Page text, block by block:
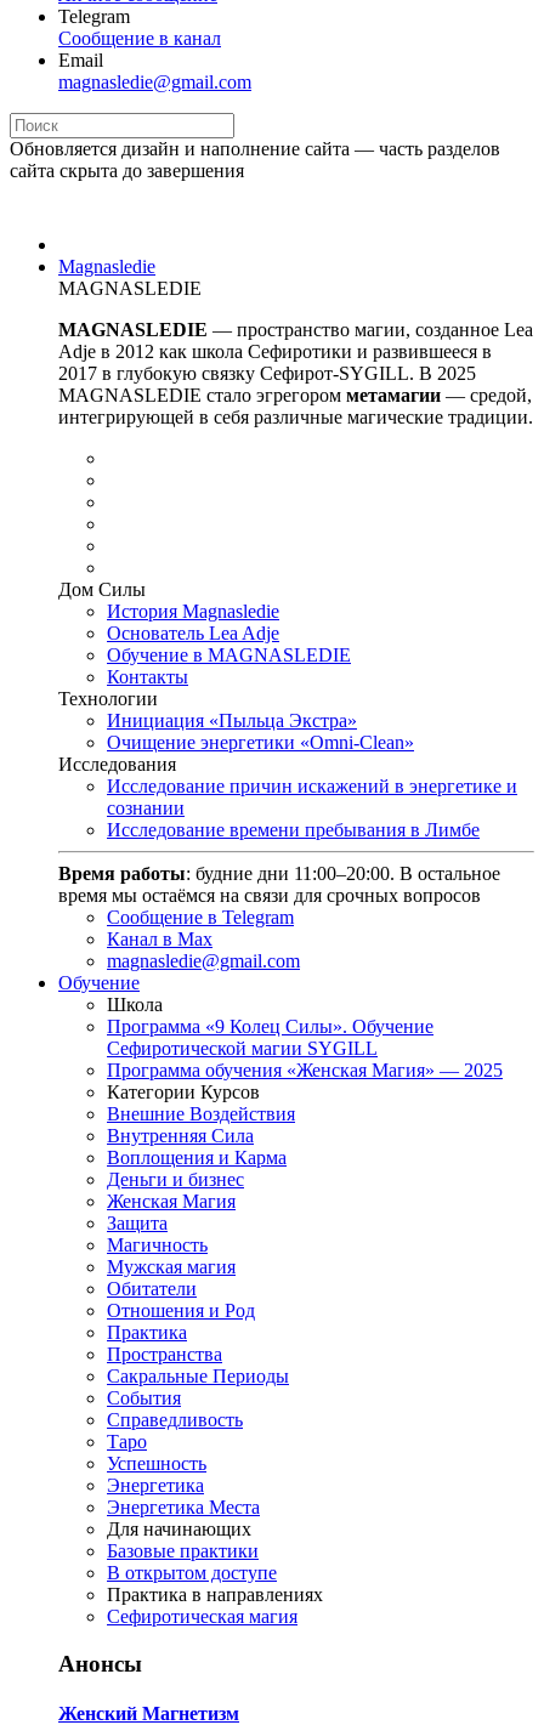
Telegram
Сообщение в канал
Email
magnasledie@gmail.com
Обновляется дизайн и наполнение сайта — часть разделов
сайта скрыта до завершения
Magnasledie
MAGNASLEDIE
MAGNASLEDIE — пространство магии, созданное Lea
Adje в 2012 как школа Сефиротики и развившееся в
2017 в глубокую связку Сефирот-SYGILL. В 2025
MAGNASLEDIE стало эгрегором метамагии — средой,
интегрирующей в себя различные магические традиции.
Дом Силы
История Magnasledie
Основатель Lea Adje
Обучение в MAGNASLEDIE
Контакты
Технологии
Инициация «Пыльца Экстра»
Очищение энергетики «Omni-Clean»
Исследования
Исследование причин искажений в энергетике и
сознании
Исследование времени пребывания в Лимбе
Время работы: будние дни 11:00–20:00. В остальное
время мы остаёмся на связи для срочных вопросов
Сообщение в Telegram
Канал в Max
magnasledie@gmail.com
Обучение
Школа
Программа «9 Колец Силы». Обучение
Сефиротической магии SYGILL
Программа обучения «Женская Магия» — 2025
Категории Курсов
Внешние Воздействия
Внутренняя Сила
Воплощения и Карма
Деньги и бизнес
Женская Магия
Защита
Магичность
Мужская магия
Обитатели
Отношения и Род
Практика
Пространства
Сакральные Периоды
События
Справедливость
Таро
Успешность
Энергетика
Энергетика Места
Для начинающих
Базовые практики
В открытом доступе
Практика в направлениях
Сефиротическая магия
Анонсы
Женский Магнетизм